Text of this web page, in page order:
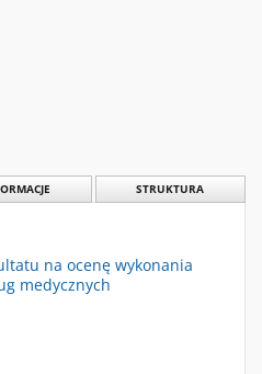
STRUKTURA
na ocenę wykonania
medycznych